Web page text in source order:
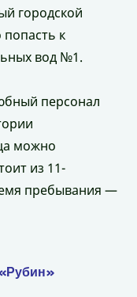
городской
к
вод №1.
персонал
можно
из 11-
пребывания —